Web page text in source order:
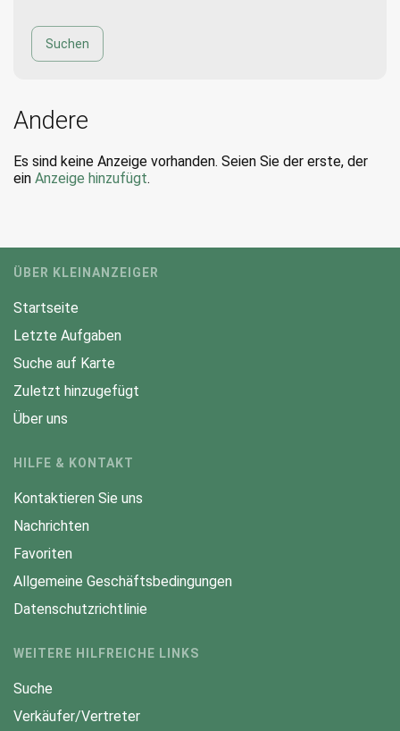
Andere
Es sind keine Anzeige vorhanden. Seien Sie der erste, der
ein Anzeige hinzufügt.
ÜBER KLEINANZEIGER
Startseite
Letzte Aufgaben
Suche auf Karte
Zuletzt hinzugefügt
Über uns
HILFE & KONTAKT
Kontaktieren Sie uns
Nachrichten
Favoriten
Allgemeine Geschäftsbedingungen
Datenschutzrichtlinie
WEITERE HILFREICHE LINKS
Suche
Verkäufer/Vertreter